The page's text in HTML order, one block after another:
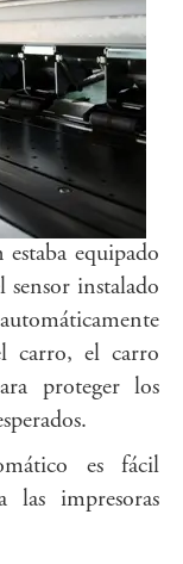
equipado
instalado
carro, el carro
proteger los
es fácil
las impresoras